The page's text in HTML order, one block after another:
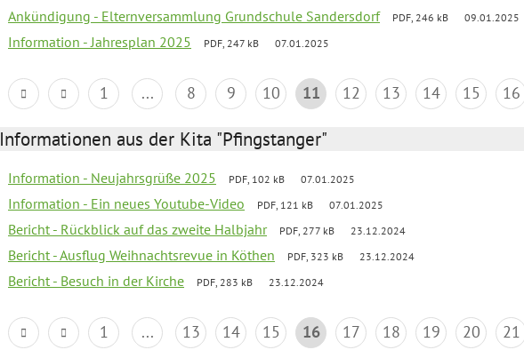
Ankündigung - Elternversammlung Grundschule Sandersdorf PDF, 246 kB 09.01.2025
Information - Jahresplan 2025 PDF, 247 kB 07.01.2025
1 ... 8 9 10 11 12 13 14 15 16
Informationen aus der Kita "Pfingstanger"
Information - Neujahrsgrüße 2025 PDF, 102 kB 07.01.2025
Information - Ein neues Youtube-Video PDF, 121 kB 07.01.2025
Bericht - Rückblick auf das zweite Halbjahr PDF, 277 kB 23.12.2024
Bericht - Ausflug Weihnachtsrevue in Köthen PDF, 323 kB 23.12.2024
Bericht - Besuch in der Kirche PDF, 283 kB 23.12.2024
1 ... 13 14 15 16 17 18 19 20 21